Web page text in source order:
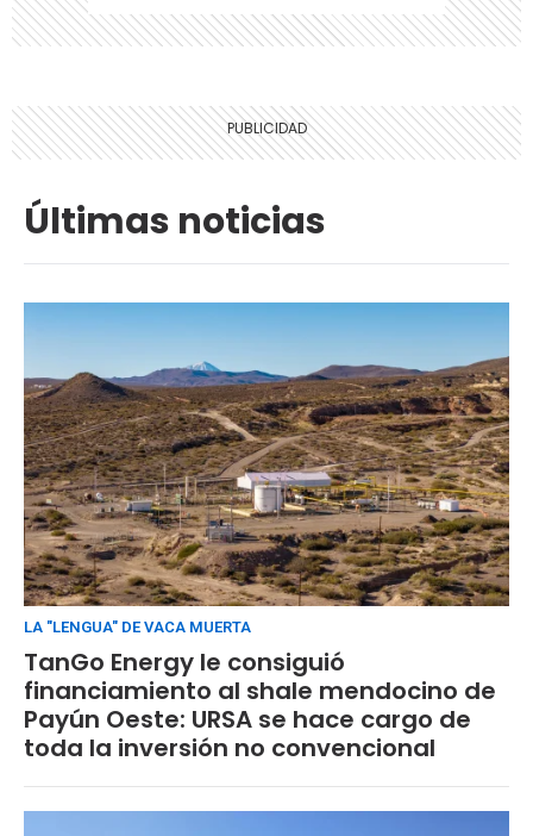
Últimas noticias
LA "LENGUA" DE VACA MUERTA
TanGo Energy le consiguió
financiamiento al shale mendocino de
Payún Oeste: URSA se hace cargo de
toda la inversión no convencional